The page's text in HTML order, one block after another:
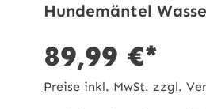
Hundemäntel
89,99 €*
Preise inkl. MwSt. zzgl.